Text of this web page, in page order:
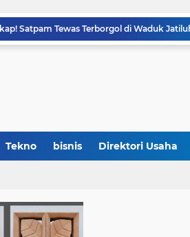
Tekno bisnis Direktori Usaha